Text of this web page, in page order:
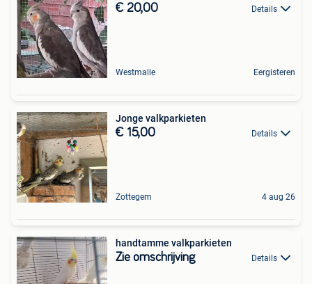
€ 20,00 Details
Westmalle Eergisteren
Jonge valkparkieten
€ 15,00 Details
Zottegem 4 aug 26
handtamme valkparkieten
Zie omschrijving Details